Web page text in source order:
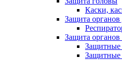
Каски,
Защита
Защита органов
Защитные